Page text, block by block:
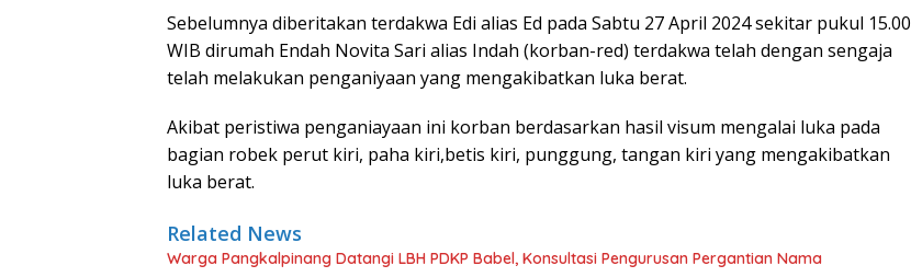
Sebelumnya diberitakan terdakwa Edi alias Ed pada Sabtu 27 April 2024 sekitar pukul 15.00
WIB dirumah Endah Novita Sari alias Indah (korban-red) terdakwa telah dengan sengaja
telah melakukan penganiyaan yang mengakibatkan luka berat.
Akibat peristiwa penganiayaan ini korban berdasarkan hasil visum mengalai luka pada
bagian robek perut kiri, paha kiri,betis kiri, punggung, tangan kiri yang mengakibatkan
luka berat.
Related News
Warga Pangkalpinang Datangi LBH PDKP Babel, Konsultasi Pengurusan Pergantian Nama